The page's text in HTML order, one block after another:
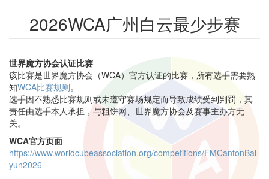
2026WCA广州白云最少步赛
世界魔方协会认证比赛
该比赛是世界魔方协会（WCA）官方认证的比赛，所有选手需要熟
知WCA比赛规则。
选手因不熟悉比赛规则或未遵守赛场规定而导致成绩受到判罚，其
责任由选手本人承担，与粗饼网、世界魔方协会及赛事主办方无
关。
WCA官方页面
https://www.worldcubeassociation.org/competitions/FMCantonBai
yun2026